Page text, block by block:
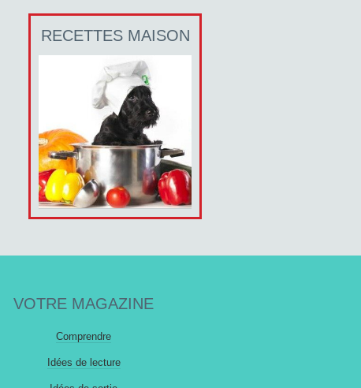
RECETTES MAISON
VOTRE MAGAZINE
Comprendre
Idées de lecture